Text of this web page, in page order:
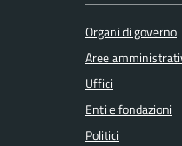
Organi di governo
Aree
Uffici
Enti e fondazioni
Politici